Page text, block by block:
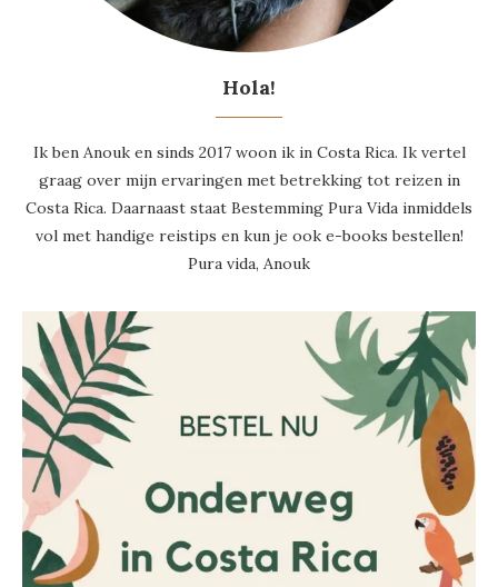
Hola!
Ik ben Anouk en sinds 2017 woon ik in Costa Rica. Ik vertel
graag over mijn ervaringen met betrekking tot reizen in
Costa Rica. Daarnaast staat Bestemming Pura Vida inmiddels
vol met handige reistips en kun je ook e-books bestellen!
Pura vida, Anouk